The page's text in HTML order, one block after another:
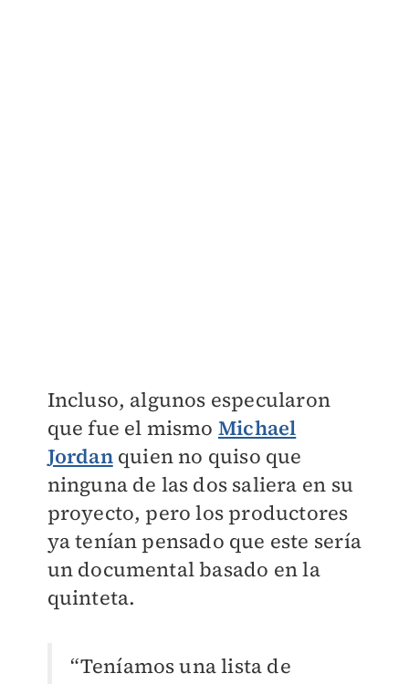
Incluso, algunos especularon
que fue el mismo Michael
Jordanquien no quiso que
ninguna de las dos saliera en su
proyecto, pero los productores
ya tenían pensado que este sería
un documental basado en la
quinteta.
“Teníamos una lista de